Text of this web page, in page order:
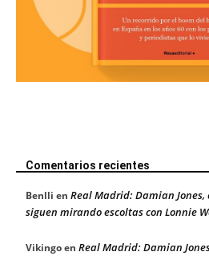
Comentarios recientes
Benlli en Real Madrid: Damian
siguen mirando escoltas con Lonnie
Vikingoen Real Madrid: Damian